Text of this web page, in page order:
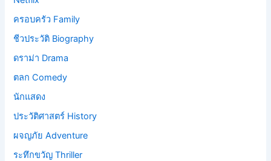
ครอบครัว Family
ชีวประวัติ Biography
ดราม่า Drama
ตลก Comedy
นักแสดง
ประวัติศาสตร์ History
ผจญภัย Adventure
ระทึกขวัญ Thriller